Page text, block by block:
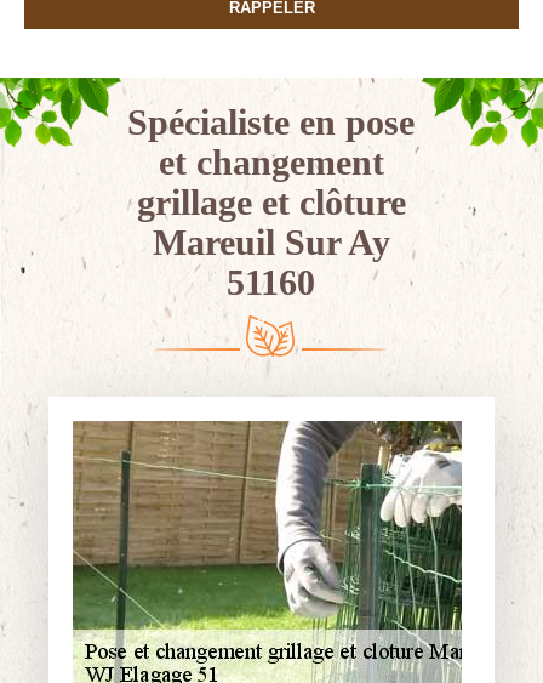
Spécialiste en pose
et changement
grillage et clôture
Mareuil Sur Ay
51160